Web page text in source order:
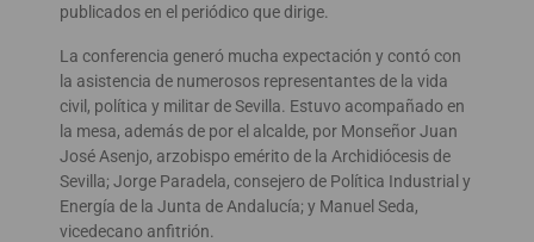
publicados en el periódico que dirige.
La conferencia generó mucha expectación y contó con
la asistencia de numerosos representantes de la vida
civil, política y militar de Sevilla. Estuvo acompañado en
la mesa, además de por el alcalde, por Monseñor Juan
José Asenjo, arzobispo emérito de la Archidiócesis de
Sevilla; Jorge Paradela, consejero de Política Industrial y
Energía de la Junta de Andalucía; y Manuel Seda,
vicedecano anfitrión.